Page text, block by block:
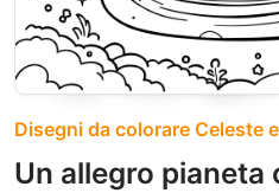
Disegni da colorare Celeste
Un allegro pianeta